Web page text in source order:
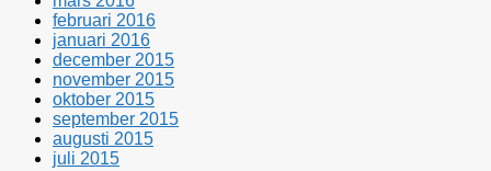
februari 2016
januari 2016
december 2015
november 2015
oktober 2015
september 2015
augusti 2015
juli 2015